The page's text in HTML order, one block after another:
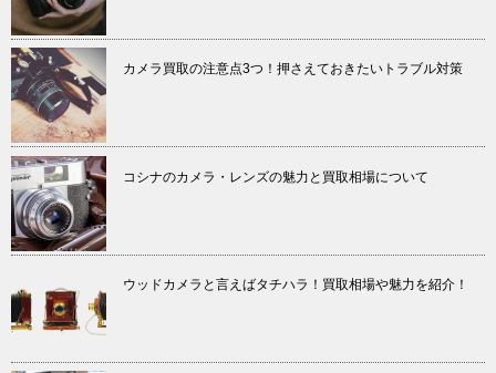
カメラ買取の注意点3つ！押さえておきたいトラブル対策
コシナのカメラ・レンズの魅力と買取相場について
ウッドカメラと言えばタチハラ！買取相場や魅力を紹介！